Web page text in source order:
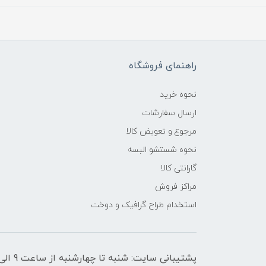
راهنمای فروشگاه
نحوه خرید
ارسال سفارشات
مرجوع و تعویض کالا
نحوه شستشو البسه
گارانتی کالا
مراکز فروش
استخدام طراح گرافیک و دوخت